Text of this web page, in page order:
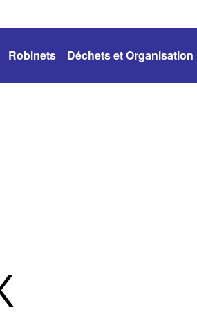
Robinets Déchets et Organisation